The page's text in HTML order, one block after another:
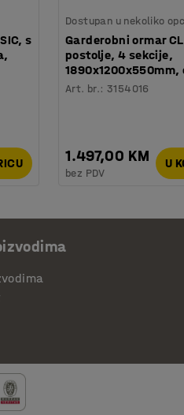
s
Dostupan u nekoliko
Garderobni ormar
postolje, 4 sekcije,
1890x1200x550mm,
Art. br.:3154016
1.497,00 KM
bez PDV
U